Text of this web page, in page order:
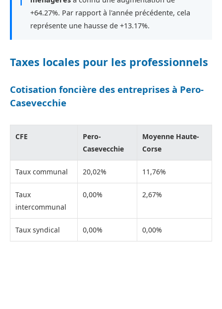
+64.27%. Par rapport à l'année précédente, cela
représente une hausse de +13.17%.
Taxes locales pour les professionnels
Cotisation foncière des entreprises à Pero-
Casevecchie
CFE
Pero-
Casevecchie
Moyenne Haute-
Corse
Taux communal 20,02% 11,76%
Taux
intercommunal
0,00% 2,67%
Taux syndical 0,00% 0,00%